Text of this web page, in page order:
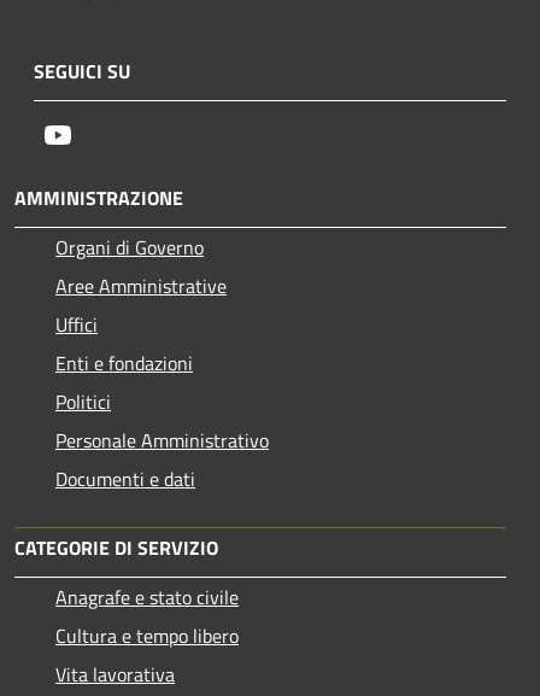
SEGUICI SU
AMMINISTRAZIONE
Organi di Governo
Aree Amministrative
Uffici
Enti e fondazioni
Politici
Personale Amministrativo
Documenti e dati
CATEGORIE DI SERVIZIO
Anagrafe e stato civile
Cultura e tempo libero
Vita lavorativa